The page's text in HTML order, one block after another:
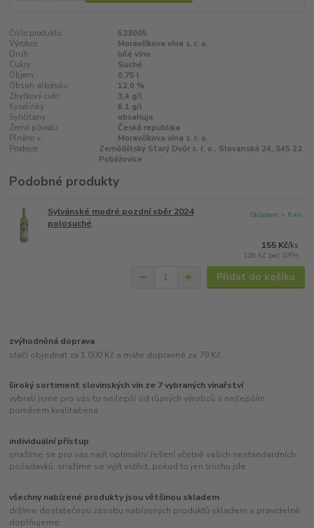
Číslo produktu:
523005
Výrobce:
Moravčíkova vína s. r. o.
Druh:
bílé víno
Cukry:
Suché
Objem:
0,75 l
Obsah alkoholu:
12,0 %
Zbytkový cukr:
3,4 g/l
Kyselinky:
6,1 g/l
Syřičitany:
obsahuje
Země původu:
Česká republika
Plněno v:
Moravčíkova vína s. r. o.
Prodejce:
Zemědělský Starý Dvůr s. r. o., Slovanská 24, 345 22
Poběžovice
Podobné produkty
Sylvánské modré pozdní sběr 2024
polosuché
155 Kč/ks
128 Kč bez DPH
Skladem > 6 ks
Přidat do košíku
zvýhodněná doprava
stačí objednat za 1.000 Kč a máte dopravné za 79 Kč
široký sortiment slovinských vín ze 7 vybraných vinařství
vybrali jsme pro vás to nejlepší od různých výrobců s nejlepším
poměrem kvalita/cena
individuální přístup
snažíme se pro vás najít optimální řešení včetně vašich nestandardních
požadavků, snažíme se vyjít vstříct, pokud to jen trochu jde
všechny nabízené produkty jsou většinou skladem
držíme dostatečnou zásobu nabízených produktů skladem a pravidelně
doplňujeme